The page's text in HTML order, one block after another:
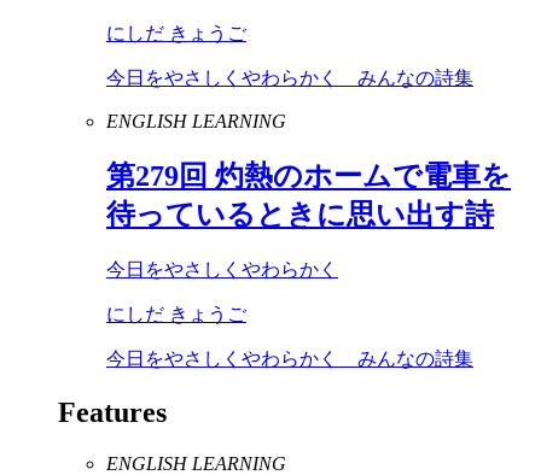
にしだ きょうご
今日をやさしくやわらかく みんなの詩集
ENGLISH LEARNING
第279回 灼熱のホームで電車を
待っているときに思い出す詩
今日をやさしくやわらかく
にしだ きょうご
今日をやさしくやわらかく みんなの詩集
Features
ENGLISH LEARNING